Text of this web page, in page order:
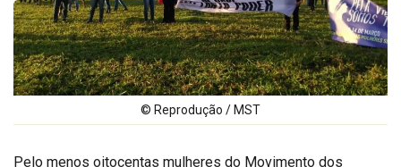
© Reprodução / MST
Pelo menos oitocentas mulheres do Movimento dos